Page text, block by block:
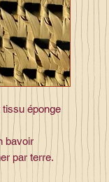
tissu éponge
bavoir
par terre.